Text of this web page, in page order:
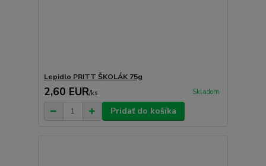
Lepidlo PRITT ŠKOLÁK 75g
2,60 EUR/ks Skladom
Pridať do košíka